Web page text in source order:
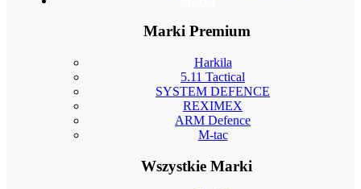
Marki Premium
Harkila
5.11 Tactical
SYSTEM DEFENCE
REXIMEX
ARM Defence
M-tac
Wszystkie Marki